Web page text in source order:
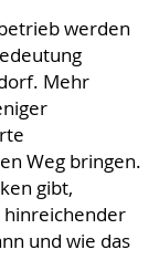
werden
Mehr
Weg bringen.
gibt,
und wie das